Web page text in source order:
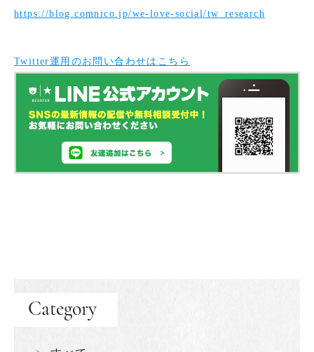
https://blog.comnico.jp/we-love-social/tw_research
Twitter運用のお問い合わせはこちら
Category